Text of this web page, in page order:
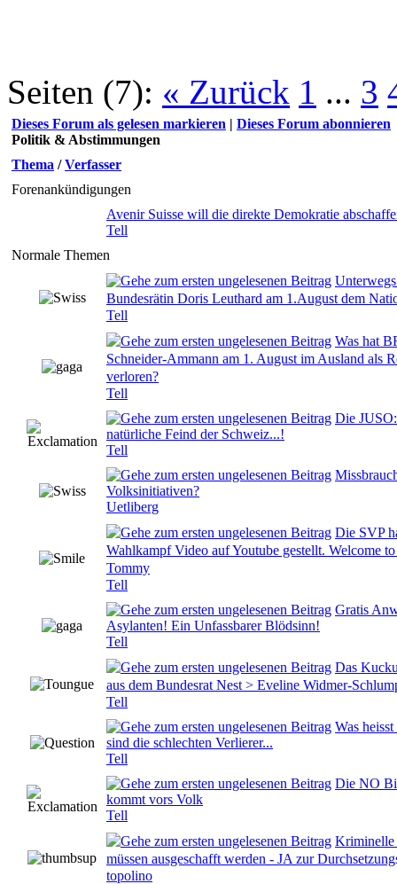
Seiten (7): « Zurück 1 ... 3
Dieses Forum als gelesen markieren | Dieses Forum abonnieren
Politik & Abstimmungen
Thema /Verfasser
Forenankündigungen
Avenir Suisse will die direkte Demokratie
Tell
Normale Themen
Bundesrätin Doris Leuthard am 1.August dem
Tell
0 Bewertung(en) - 0 von 5 durchschnittlich
Was hat
Schneider-Ammann am 1. August im Ausland als
verloren?
Tell
0 Bewertung(en) - 0 von 5 durchschnittlich
Die
natürliche Feind der Schweiz...!
Tell
0 Bewertung(en) - 0 von 5 durchschnittlich
Volksinitiativen?
Uetliberg
0 Bewertung(en) - 0 von 5 durchschnittlich
Die SVP
Wahlkampf Video auf Youtube gestellt. Welcome
Tommy
Tell
0 Bewertung(en) - 0 von 5 durchschnittlich
Gratis
Asylanten! Ein Unfassbarer Blödsinn!
Tell
0 Bewertung(en) - 0 von 5 durchschnittlich
Das
aus dem Bundesrat Nest > Eveline Widmer-
Tell
0 Bewertung(en) - 0 von 5 durchschnittlich
Was
sind die schlechten Verlierer...
Tell
0 Bewertung(en) - 0 von 5 durchschnittlich
Die NO
kommt vors Volk
Tell
0 Bewertung(en) - 0 von 5 durchschnittlich
Kriminelle
müssen ausgeschafft werden - JA zur
topolino
0 Bewertung(en) - 0 von 5 durchschnittlich